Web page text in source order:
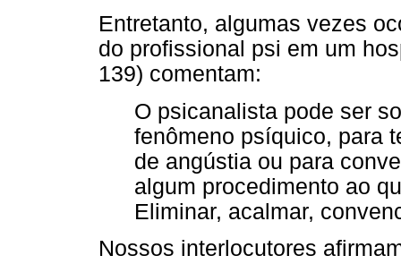
Entretanto, algumas vezes
do profissional psi em um
139) comentam:
O psicanalista pode ser
fenômeno psíquico, para
de angústia ou para
algum procedimento ao
Eliminar, acalmar,
Nossos interlocutores